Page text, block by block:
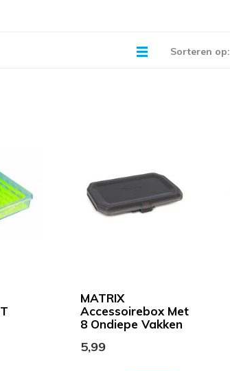
Sorteren op:
MATRIX
Accessoirebox Met
8 Ondiepe Vakken
5,99